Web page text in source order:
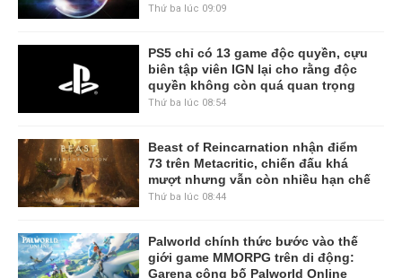
Thứ ba lúc 09:09
PS5 chỉ có 13 game độc quyền, cựu
biên tập viên IGN lại cho rằng độc
quyền không còn quá quan trọng
Thứ ba lúc 08:54
Beast of Reincarnation nhận điểm
73 trên Metacritic, chiến đấu khá
mượt nhưng vẫn còn nhiều hạn chế
Thứ ba lúc 08:44
Palworld chính thức bước vào thế
giới game MMORPG trên di động:
Garena công bố Palworld Online